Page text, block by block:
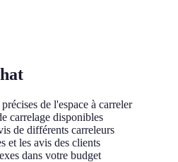
de l'espace à carreler
carrelage disponibles
de différents carreleurs
et les avis des clients
dans votre budget